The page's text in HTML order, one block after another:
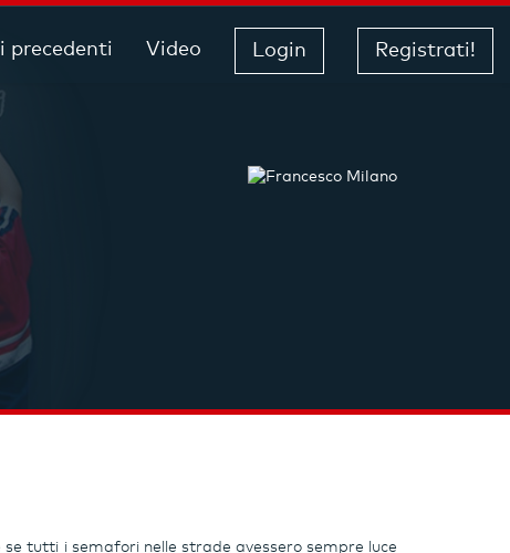
precedenti Video Login Registrati!
tutti i semafori nelle strade avessero sempre luce